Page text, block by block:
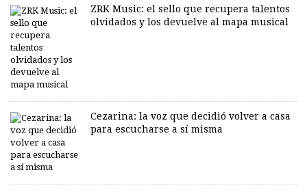
ZRK Music: el sello que recupera talentos
olvidados y los devuelve al mapa musical
Cezarina: la voz que decidió volver a casa
para escucharse a sí misma